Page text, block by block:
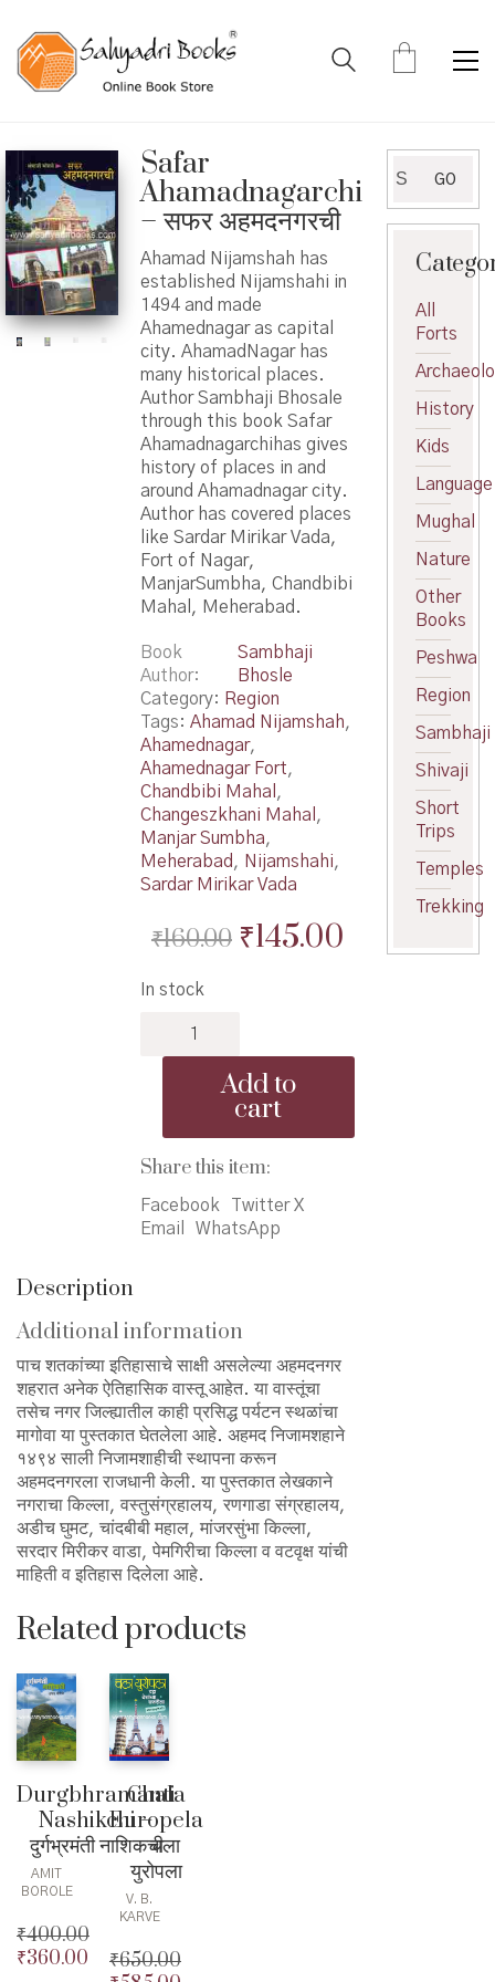
Safar
Ahamadnagarchi
– सफर अहमदनगरची
Ahamad Nijamshah has
established Nijamshahi in
1494 and made
Ahamednagar as capital
city. AhamadNagar has
many historical places.
Author Sambhaji Bhosale
through this book Safar
Ahamadnagarchihas gives
history of places in and
around Ahamadnagar city.
Author has covered places
like Sardar Mirikar Vada,
Fort of Nagar,
ManjarSumbha, Chandbibi
Mahal, Meherabad.
Book
Author
Sambhaji
Bhosle
Category: Region
Tags: Ahamad Nijamshah,
Ahamednagar,
Ahamednagar Fort,
Chandbibi Mahal ,
Changeszkhani Mahal ,
Manjar Sumbha,
Meherabad , Nijamshahi,
Sardar Mirikar Vada
₹160.00 Original
₹145.00Current
In stock
Ahamadnagarchi
quantity
Add to
cart
Share this item:
Facebook
Twitter X
Email
WhatsApp
Description
Additional information
पाच शतकांच्या इतिहासाचे साक्षी असलेल्या अहमदनगर
शहरात अनेक ऐतिहासिक वास्तू आहेत. या वास्तूंचा
तसेच नगर जिल्ह्यातील काही प्रसिद्ध पर्यटन स्थळांचा
मागोवा या पुस्तकात घेतलेला आहे. अहमद निजामशहाने
१४९४ साली निजामशाहीची स्थापना करून
अहमदनगरला राजधानी केली. या पुस्तकात लेखकाने
नगराचा किल्ला, वस्तुसंग्रहालय, रणगाडा संग्रहालय,
अडीच घुमट, चांदबीबी महाल, मांजरसुंभा किल्ला,
सरदार मिरीकर वाडा, पेमगिरीचा किल्ला व वटवृक्ष यांची
माहिती व इतिहास दिलेला आहे.
Related products
Durgbhramanti
Nashikchi –
दुर्गभ्रमंती नाशिकची
AMIT
BOROLE
₹400.00
Original
₹360.00
Chala
Europela
– चला
युरोपला
V. B.
KARVE
₹650.00
for:
GO
All
Forts
History
Kids
Language
Mughal
Nature
Other
Books
Peshwa
Region
Sambhaji
Shivaji
Short
Trips
Temples
Trekking